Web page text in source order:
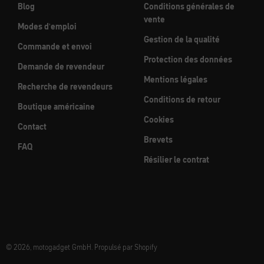
Blog
Modes d'emploi
Commande et envoi
Demande de revendeur
Recherche de revendeurs
Boutique américaine
Contact
FAQ
Conditions générales de
vente
Gestion de la qualité
Protection des données
Mentions légales
Conditions de retour
Cookies
Brevets
Résilier le contrat
© 2026, motogadget GmbH. Propulsé par Shopify